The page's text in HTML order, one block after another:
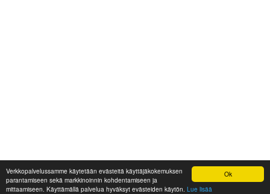
Ok
Verkkopalvelussamme käytetään evästeitä käyttäjäkokemuksen
parantamiseen sekä markkinoinnin kohdentamiseen ja
mittaamiseen. Käyttämällä palvelua hyväksyt evästeiden käytön. Lue lisää